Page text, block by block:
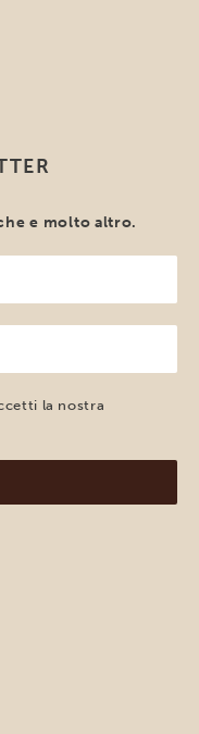
e molto altro.
la nostra